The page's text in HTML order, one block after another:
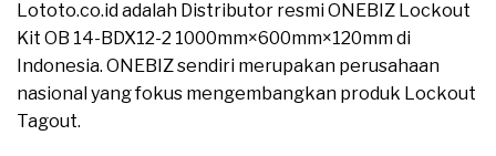
Lototo.co.id adalah Distributor resmi ONEBIZ Lockout
Kit OB 14-BDX12-2 1000mm×600mm×120mm di
Indonesia. ONEBIZ sendiri merupakan perusahaan
nasional yang fokus mengembangkan produk Lockout
Tagout.